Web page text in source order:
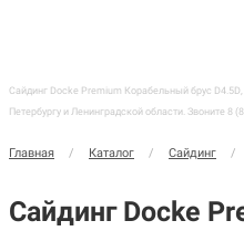
Сайдинг Docke Premium Корабельный брус
Петербургу и Ленинградской области. Звоните 8
Главная / Каталог / Сайдинг /
Сайдинг Docke